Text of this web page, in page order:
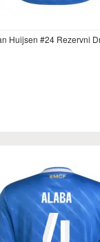
Huijsen #24 Rezervni